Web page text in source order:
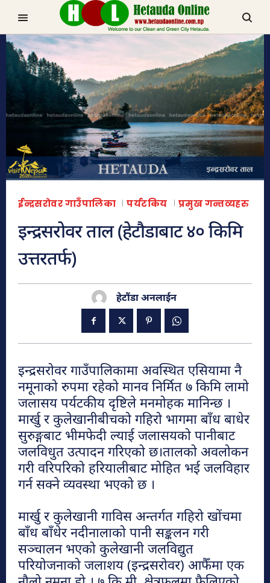
TRENDING NOW
मनहरीलाइभ
चुरीयामाइमा ऐतिहासिक, धार्मिक र पर्यटकिय क्षेत्रको रुपमा विकास हुँदै
हेटौडा, मकवानपुर
हेटौंडा अनलाईन
हेटौंडा अनलाईन
पर्यटन
हेटौंडा अनलाईन
मनहरीलाइभ
हेटौंडा अनलाईन
ईन्द्रसरोवर गाउँपालिका पर्यटकिय प्रमुख गन्तव्यहरु
इन्द्रसरोवर ताल (हेटौडाबाट ४० किमि
उत्तरतर्फ)
हेटौंडा अनलाईन
इन्द्रसरोवर गाउँपालिकामा अवस्थित एसियामा नै
नमूनाको रुपमा रहेको मानव निर्मित ७ किमि लामो
जलासय पर्यटकीय दृष्टिले मनमोहक मानिन्छ ।
मार्खु र कुलेखानीबीचको गहिरो भागमा बाँध बाधेर
सुरुङ्गबाट भीमफेदी ल्याई जलासयको पानीबाट
जलविधुत उत्पादन गरिएको छ।तालको अवलोकन
गरी वरिपरिको हरियालीबाट मोहित भई जलविहार
गर्न सक्ने व्यवस्था भएको छ ।
मार्खु र कुलेखानी गाविस अन्तर्गत गहिरो खोंचमा
बाँध बाँधेर नदीनालाको पानी सङ्कलन गरी
सञ्चालन भएको कुलेखानी जलविद्युत
परियोजनाको जलाशय (इन्द्रसरोवर) आफैँमा एक